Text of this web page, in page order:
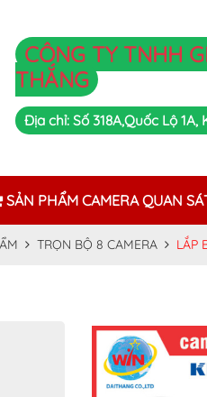
CÔNG TY TNHH
THẮNG
Địa chỉ: Số 318A,Quốc Lộ 1A,
SẢN PHẨM CAMERA QUAN
TRỌN BỘ 8 CAMERA LẮP